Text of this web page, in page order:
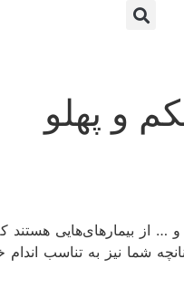
و پهلو
منجر شود. دیابت نوع ۲، کبد چرب، بیماری‌های قلبی و … از
شما نیز به تناسب اندام